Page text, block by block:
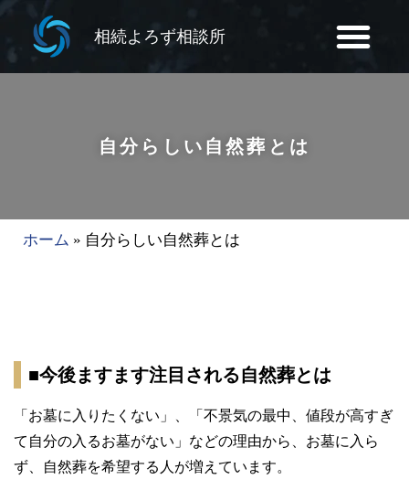
相続よろず相談所
自分らしい自然葬とは
ホーム » 自分らしい自然葬とは
■今後ますます注目される自然葬とは
「お墓に入りたくない」、「不景気の最中、値段が高すぎ
て自分の入るお墓がない」などの理由から、お墓に入ら
ず、自然葬を希望する人が増えています。